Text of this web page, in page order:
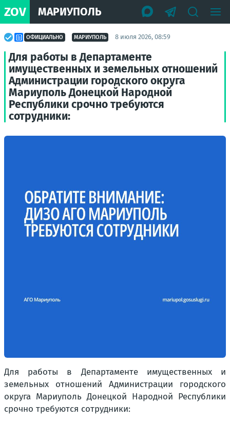
ZOV МАРИУПОЛЬ
ОФИЦИАЛЬНО МАРИУПОЛЬ 8 июля 2026, 08:59
Для работы в Департаменте
имущественных и земельных отношений
Администрации городского округа
Мариуполь Донецкой Народной
Республики срочно требуются
сотрудники:
Для работы в Департаменте имущественных и
земельных отношений Администрации городского
округа Мариуполь Донецкой Народной Республики
срочно требуются сотрудники: